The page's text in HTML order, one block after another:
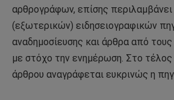
αρθρογράφων, επίσης
(εξωτερικών) ειδησειογραφικών
αναδημοσίευσης και άρθρα από
με στόχο την ενημέρωση. Στο τέλος
άρθρου αναγράφεται ευκρινώς η